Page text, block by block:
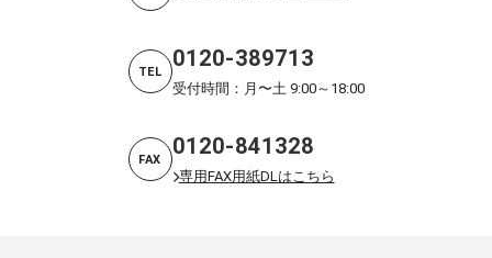
TEL 0120-389713
受付時間：月〜土 9:00～18:00
FAX 0120-841328
専用FAX用紙DLはこちら